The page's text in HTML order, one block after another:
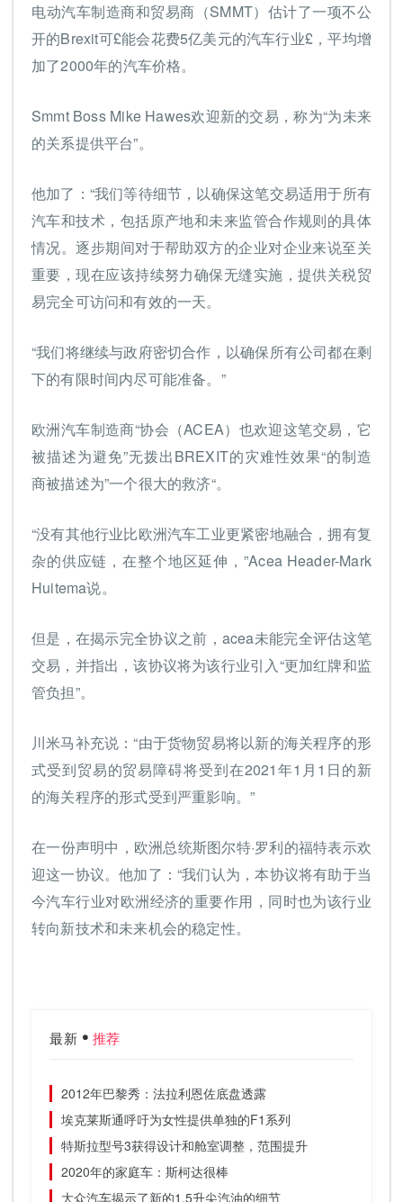
电动汽车制造商和贸易商（SMMT）估计了一项不公
开的Brexit可£能会花费5亿美元的汽车行业£，平均增
加了2000年的汽车价格。
Smmt Boss Mike Hawes欢迎新的交易，称为“为未来
的关系提供平台”。
他加了：“我们等待细节，以确保这笔交易适用于所有
汽车和技术，包括原产地和未来监管合作规则的具体
情况。逐步期间对于帮助双方的企业对企业来说至关
重要，现在应该持续努力确保无缝实施，提供关税贸
易完全可访问和有效的一天。
“我们将继续与政府密切合作，以确保所有公司都在剩
下的有限时间内尽可能准备。”
欧洲汽车制造商“协会（ACEA）也欢迎这笔交易，它
被描述为避免”无拨出BREXIT的灾难性效果“的制造
商被描述为”一个很大的救济“。
“没有其他行业比欧洲汽车工业更紧密地融合，拥有复
杂的供应链，在整个地区延伸，”Acea Header-Mark
Huitema说。
但是，在揭示完全协议之前，acea未能完全评估这笔
交易，并指出，该协议将为该行业引入“更加红牌和监
管负担”。
川米马补充说：“由于货物贸易将以新的海关程序的形
式受到贸易的贸易障碍将受到在2021年1月1日的新
的海关程序的形式受到严重影响。”
在一份声明中，欧洲总统斯图尔特·罗利的福特表示欢
迎这一协议。他加了：“我们认为，本协议将有助于当
今汽车行业对欧洲经济的重要作用，同时也为该行业
转向新技术和未来机会的稳定性。
最新 推荐
2012年巴黎秀：法拉利恩佐底盘透露
埃克莱斯通呼吁为女性提供单独的F1系列
特斯拉型号3获得设计和舱室调整，范围提升
2020年的家庭车：斯柯达很棒
大众汽车揭示了新的1.5升尖汽油的细节